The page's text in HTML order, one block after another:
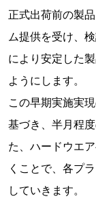
正式出荷前の製
ム提供を受け、
により安定した
ようにします。
この早期実施実
基づき、半月程
た、ハードウエ
くことで、各プ
していきます。